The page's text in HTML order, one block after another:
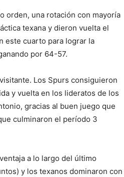
orden, una rotación con mayoría
texana y dieron vuelta el
este cuarto para lograr la
por 64-57.
Los Spurs consiguieron
y vuelta en los lideratos de los
gracias al buen juego que
culminaron el período 3
a lo largo del último
y los texanos dominaron con